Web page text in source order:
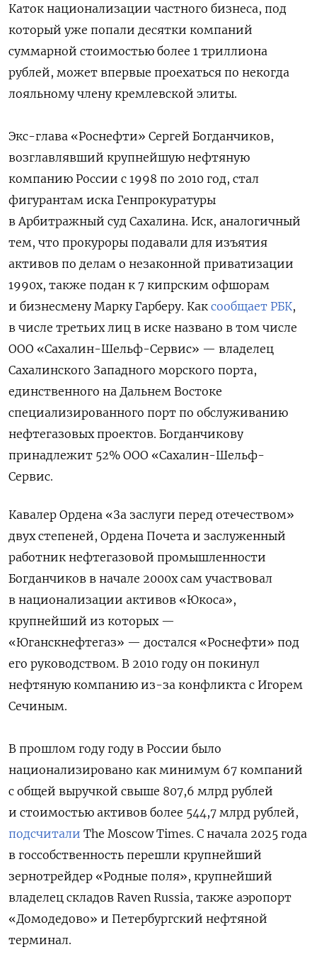
Каток национализации частного бизнеса, под
который уже попали десятки компаний
суммарной стоимостью более 1 триллиона
рублей, может впервые проехаться по некогда
лояльному члену кремлевской элиты.
Экс-глава «Роснефти» Сергей Богданчиков,
возглавлявший крупнейшую нефтяную
компанию России с 1998 по 2010 год, стал
фигурантам иска Генпрокуратуры
в Арбитражный суд Сахалина. Иск, аналогичный
тем, что прокуроры подавали для изъятия
активов по делам о незаконной приватизации
1990х, также подан к 7 кипрским офшорам
и бизнесмену Марку Гарберу. Как сообщает РБК,
в числе третьих лиц в иске названо в том числе
ООО «Сахалин-Шельф-Сервис» — владелец
Сахалинского Западного морского порта,
единственного на Дальнем Востоке
специализированного порт по обслуживанию
нефтегазовых проектов. Богданчикову
принадлежит 52% ООО «Сахалин-Шельф-
Сервис.
Кавалер Ордена «За заслуги перед отечеством»
двух степеней, Ордена Почета и заслуженный
работник нефтегазовой промышленности
Богданчиков в начале 2000х сам участвовал
в национализации активов «Юкоса»,
крупнейший из которых —
«Юганскнефтегаз» — достался «Роснефти» под
его руководством. В 2010 году он покинул
нефтяную компанию из-за конфликта с Игорем
Сечиным.
В прошлом году году в России было
национализировано как минимум 67 компаний
с общей выручкой свыше 807,6 млрд рублей
и стоимостью активов более 544,7 млрд рублей,
подсчитали The Moscow Times. С начала 2025 года
в госсобственность перешли крупнейший
зернотрейдер «Родные поля», крупнейший
владелец складов Raven Russia, также аэропорт
«Домодедово» и Петербургский нефтяной
терминал.